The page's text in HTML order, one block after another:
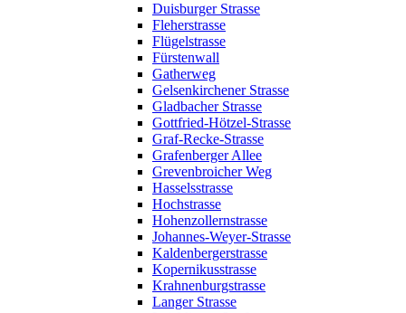
Duisburger Strasse
Fleherstrasse
Flügelstrasse
Fürstenwall
Gatherweg
Gelsenkirchener Strasse
Gladbacher Strasse
Gottfried-Hötzel-Strasse
Graf-Recke-Strasse
Grafenberger Allee
Grevenbroicher Weg
Hasselsstrasse
Hochstrasse
Hohenzollernstrasse
Johannes-Weyer-Strasse
Kaldenbergerstrasse
Kopernikusstrasse
Krahnenburgstrasse
Langer Strasse